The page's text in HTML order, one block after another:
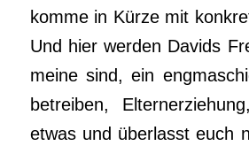
komme in Kürze mit
Und hier werden Davids
meine sind, ein
betreiben,
etwas und überlasst euch